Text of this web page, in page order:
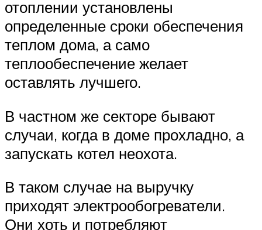
отоплении установлены
определенные сроки обеспечения
теплом дома, а само
теплообеспечение желает
оставлять лучшего.
В частном же секторе бывают
случаи, когда в доме прохладно, а
запускать котел неохота.
В таком случае на выручку
приходят электрообогреватели.
Они хоть и потребляют